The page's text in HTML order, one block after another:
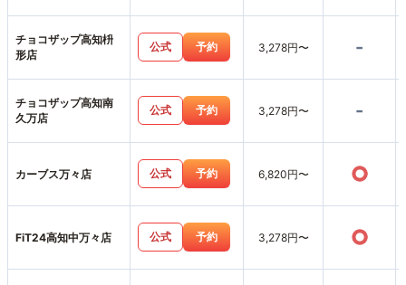
チョコザップ高知枡
形店
公式 予約 3,278円〜 -
チョコザップ高知南
久万店
公式 予約 3,278円〜 -
カーブス万々店 公式 予約 6,820円〜 ○
FiT24高知中万々店 公式 予約 3,278円〜 ○